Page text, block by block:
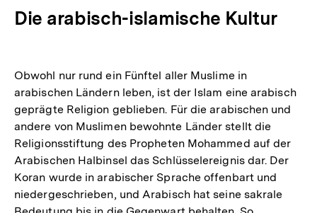
Die arabisch-islamische Kultur
Obwohl nur rund ein Fünftel aller Muslime in
arabischen Ländern leben, ist der Islam eine arabisch
geprägte Religion geblieben. Für die arabischen und
andere von Muslimen bewohnte Länder stellt die
Religionsstiftung des Propheten Mohammed auf der
Arabischen Halbinsel das Schlüsselereignis dar. Der
Koran wurde in arabischer Sprache offenbart und
niedergeschrieben, und Arabisch hat seine sakrale